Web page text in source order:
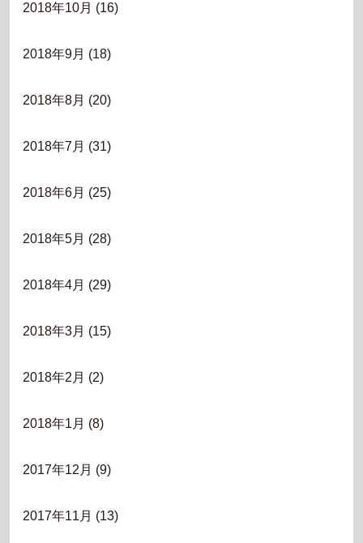
2018年10月 (16)
2018年9月 (18)
2018年8月 (20)
2018年7月 (31)
2018年6月 (25)
2018年5月 (28)
2018年4月 (29)
2018年3月 (15)
2018年2月 (2)
2018年1月 (8)
2017年12月 (9)
2017年11月 (13)